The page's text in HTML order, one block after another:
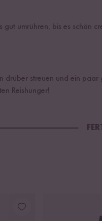
gut umrühren, bis es schön
drüber streuen und ein
Reishunger!